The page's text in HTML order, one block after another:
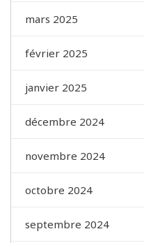
mars 2025
février 2025
janvier 2025
décembre 2024
novembre 2024
octobre 2024
septembre 2024